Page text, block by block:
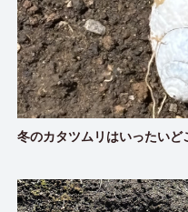
冬のカタツムリはいったいど